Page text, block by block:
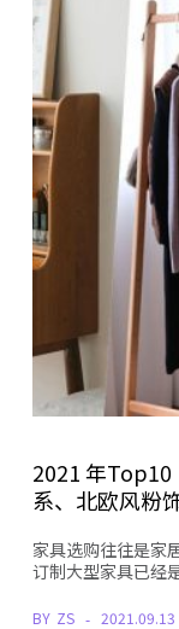
2021 年Top10
系、北欧风粉
家具选购往往是家
订制大型家具已经
BY ZS 2021.09.13